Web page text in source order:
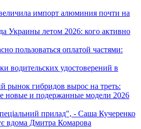
импорт алюминия почти на
Украины летом 2026: кого активно
пользоваться оплатой частями:
водительских удостоверений в
рынок гибридов вырос на треть:
новые и подержанные модели 2026
прилад", - Саша Кучеренко
вдома Дмитра Комарова